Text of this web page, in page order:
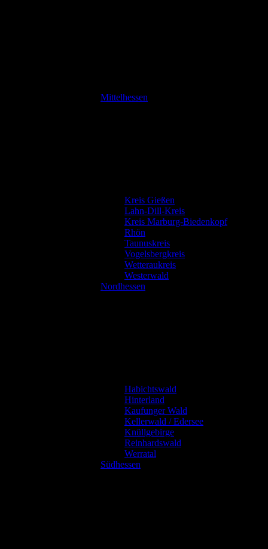
Mittelhessen
Kreis Gießen
Lahn-Dill-Kreis
Kreis Marburg-Biedenkopf
Rhön
Taunuskreis
Vogelsbergkreis
Wetteraukreis
Westerwald
Nordhessen
Habichtswald
Hinterland
Kaufunger Wald
Kellerwald / Edersee
Knüllgebirge
Reinhardswald
Werratal
Südhessen